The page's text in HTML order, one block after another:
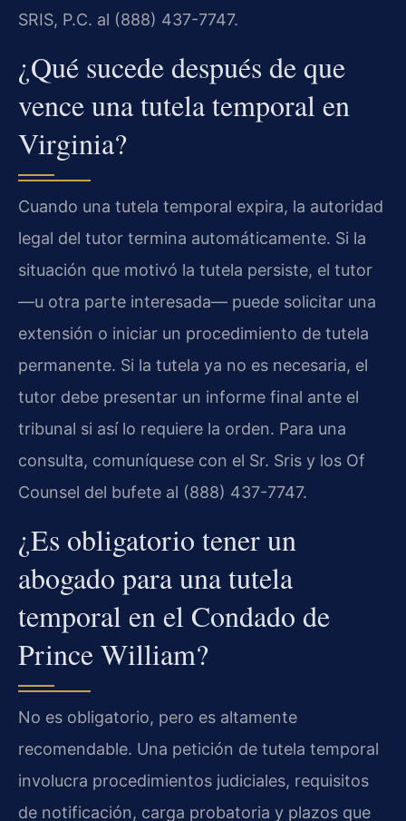
SRIS, P.C. al (888) 437-7747.
¿Qué sucede después de que
vence una tutela temporal en
Virginia?
Cuando una tutela temporal expira, la autoridad
legal del tutor termina automáticamente. Si la
situación que motivó la tutela persiste, el tutor
—u otra parte interesada— puede solicitar una
extensión o iniciar un procedimiento de tutela
permanente. Si la tutela ya no es necesaria, el
tutor debe presentar un informe final ante el
tribunal si así lo requiere la orden. Para una
consulta, comuníquese con el Sr. Sris y los Of
Counsel del bufete al (888) 437-7747.
¿Es obligatorio tener un
abogado para una tutela
temporal en el Condado de
Prince William?
No es obligatorio, pero es altamente
recomendable. Una petición de tutela temporal
involucra procedimientos judiciales, requisitos
de notificación, carga probatoria y plazos que